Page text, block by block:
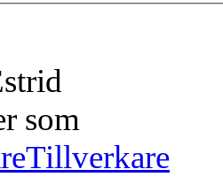
som
Tillverkare